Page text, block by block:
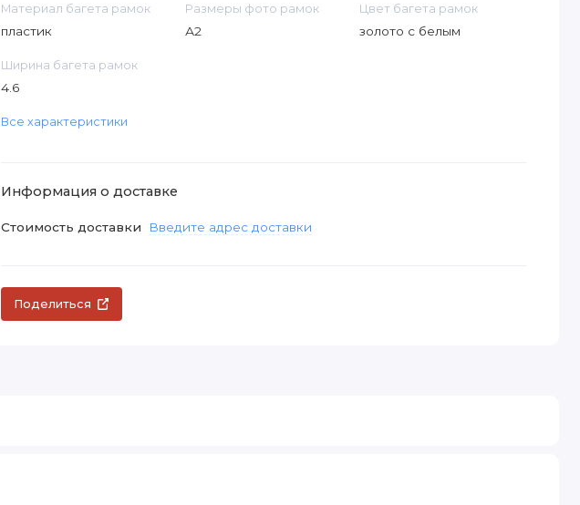
Материал багета рамок
пластик
Размеры фото рамок
А2
Цвет багета рамок
золото с белым
Ширина багета рамок
4.6
Все характеристики
Информация о доставке
Стоимость доставки Введите адрес доставки
Поделиться